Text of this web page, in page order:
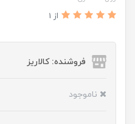
از 1
فروشنده: کالاریز
ناموجود